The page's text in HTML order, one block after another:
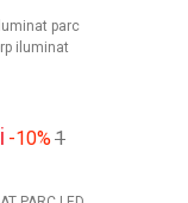
-10%1